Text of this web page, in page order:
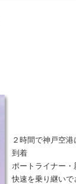
２時間で神戸空港
到着
ポートライナー・
快速を乗り継いで